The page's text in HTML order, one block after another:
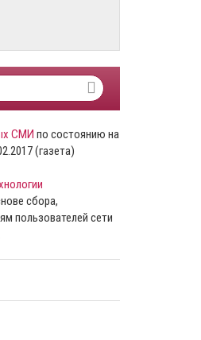
СМИ по состоянию на
(газета)
сбора,
пользователей сети